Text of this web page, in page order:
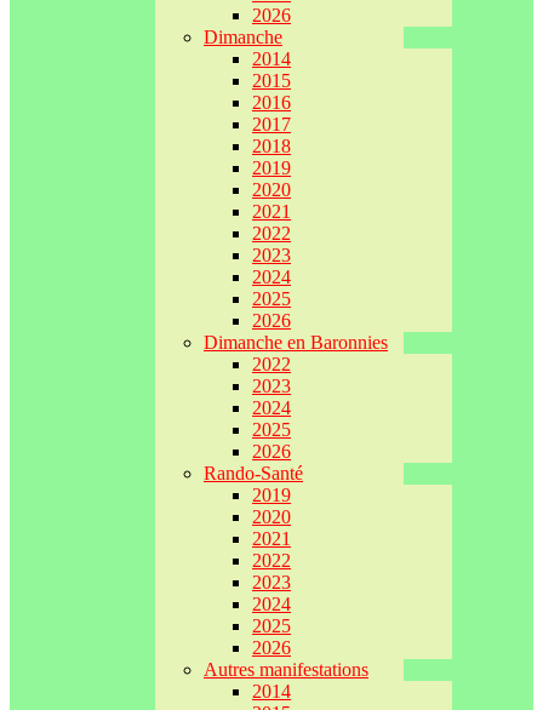
2026
Dimanche
2014
2015
2016
2017
2018
2019
2020
2021
2022
2023
2024
2025
2026
Dimanche en Baronnies
2022
2023
2024
2025
2026
Rando-Santé
2019
2020
2021
2022
2023
2024
2025
2026
Autres manifestations
2014